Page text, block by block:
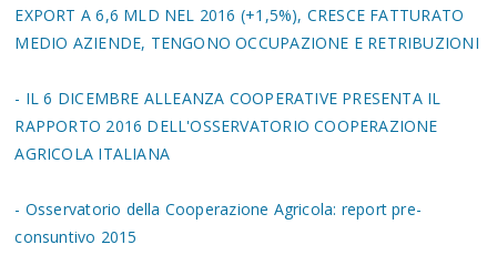
EXPORT A 6,6 MLD NEL 2016 (+1,5%), CRESCE FATTURATO
MEDIO AZIENDE, TENGONO OCCUPAZIONE E RETRIBUZIONI
- IL 6 DICEMBRE ALLEANZA COOPERATIVE PRESENTA IL
RAPPORTO 2016 DELL'OSSERVATORIO COOPERAZIONE
AGRICOLA ITALIANA
- Osservatorio della Cooperazione Agricola: report pre-
consuntivo 2015